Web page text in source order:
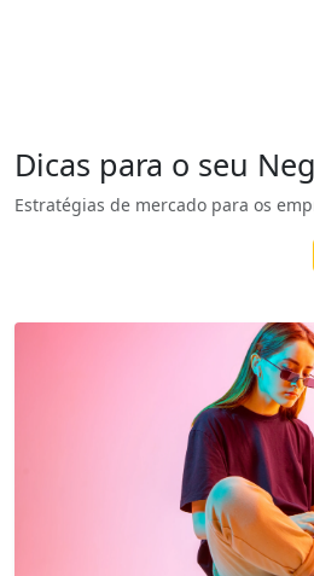
Dicas para o seu
Estratégias de mercado para os